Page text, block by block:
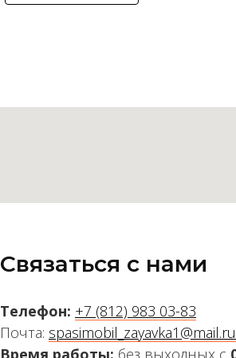
Связаться с нами
Телефон: +7 (812) 983 03-83
Почта: spasimobil_zayavka1@mail.ru
Время работы: без выходных с